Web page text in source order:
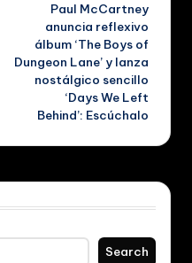
Paul McCartney
anuncia reflexivo
álbum ‘The Boys of
Dungeon Lane’ y lanza
nostálgico sencillo
‘Days We Left
Behind’: Escúchalo
Search